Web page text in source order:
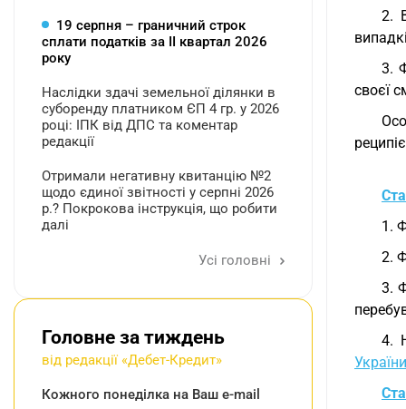
2.
3.
своєї
1.
2.
3.
4.
України
19 серпня – граничний строк
сплати податків за ІI квартал 2026
року
Наслідки здачі земельної ділянки в
суборенду платником ЄП 4 гр. у 2026
році: ІПК від ДПС та коментар
редакції
Отримали негативну квитанцію №2
щодо єдиної звітності у серпні 2026
р.? Покрокова інструкція, що робити
далі
Усі головні
Головне за тиждень
від редакції «Дебет-Кредит»
Кожного понеділка на Ваш e-mail